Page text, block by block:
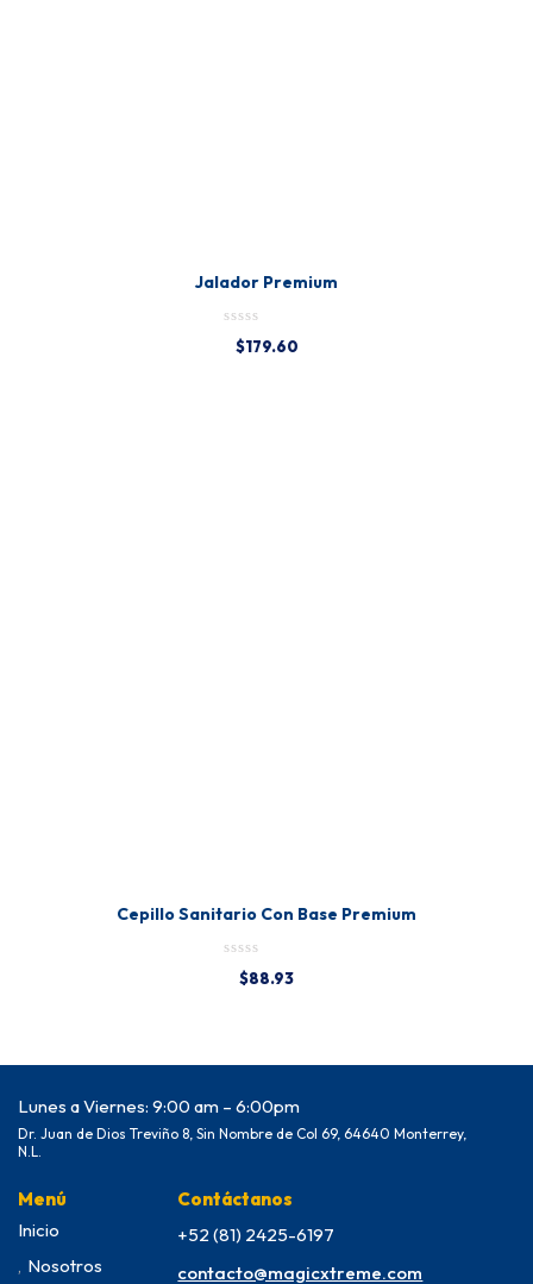
Jalador Premium
$179.60
Cepillo Sanitario Con Base Premium
$88.93
Lunes a Viernes: 9:00 am – 6:00pm
Dr. Juan de Dios Treviño 8, Sin Nombre de Col 69, 64640 Monterrey,
N.L.
Menú
Inicio
Nosotros
Contáctanos
+52 (81) 2425-6197
contacto@magicxtreme.com